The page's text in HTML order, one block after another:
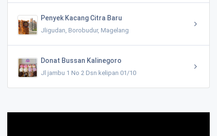
Penyek Kacang Citra Baru
Jligudan, Borobudur, Magelang
Donat Bussan Kalinegoro
Jl jambu 1 No 2 Dsn kelipan 01/10